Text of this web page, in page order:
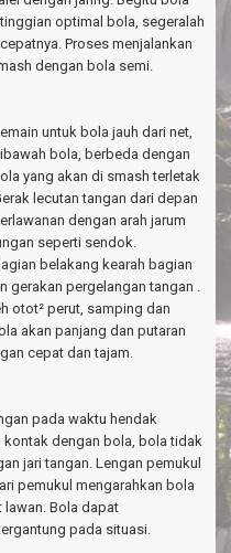
optimal bola, segeralah
Proses menjalankan
dengan bola semi.
untuk bola jauh dari net,
bola, berbeda dengan
yang akan di smash terletak
lecutan tangan dari depan
dengan arah jarum
seperti sendok.
belakang kearah bagian
gerakan pergelangan tangan .
otot² perut, samping dan
akan panjang dan putaran
cepat dan tajam.
pada waktu hendak
dengan bola, bola tidak
jari tangan. Lengan pemukul
pemukul mengarahkan bola
lawan. Bola dapat
pada situasi.